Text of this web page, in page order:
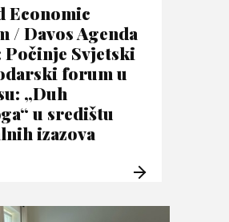
Economic
/ Davos Agenda
Počinje Svjetski
forum u
„Duh
u središtu
izazova